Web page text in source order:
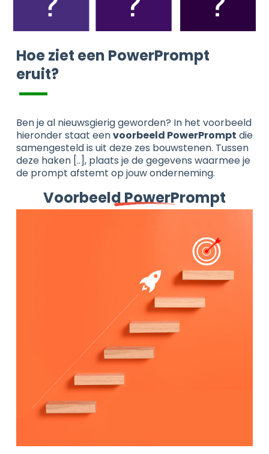
Hoe ziet een PowerPrompt
eruit?
Ben je al nieuwsgierig geworden? In het voorbeeld
hieronder staat eenvoorbeeld PowerPrompt die
samengesteld is uit deze zes bouwstenen. Tussen
deze haken [..], plaats je de gegevens waarmee je
de prompt afstemt op jouw onderneming.
Voorbeeld PowerPrompt